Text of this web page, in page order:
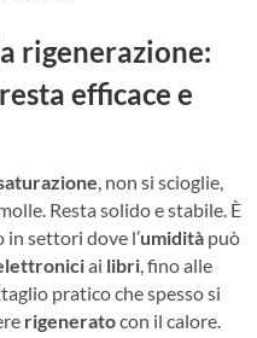
rigenerazione:
efficace e
, non si scioglie,
Resta solido e stabile. È
in settori dove l’umidità può
ai libri, fino alle
pratico che spesso si
rigeneratocon il calore.